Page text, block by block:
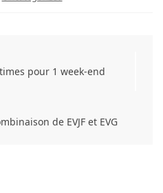
pour 1 week-end
de EVJF et EVG